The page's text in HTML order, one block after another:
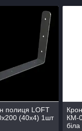
полиця LOFT
(40х4) 1шт
КМ-
біла